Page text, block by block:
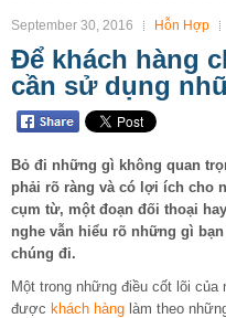
September 30, 2016 Hỗn Hợp
Để khách hàng
cần sử dụng
Bỏ đi những gì không quan
phải rõ ràng và có lợi ích cho
cụm từ, một đoạn đối thoại
nghe vẫn hiểu rõ những gì
chúng đi.
Một trong những điều cốt lõi của
được khách hàng làm theo